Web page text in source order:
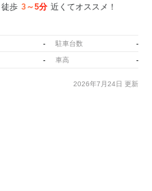
徒歩 3～5分 近くてオススメ！
- 駐車台数 -
- 車高 -
2026年7月24日 更新